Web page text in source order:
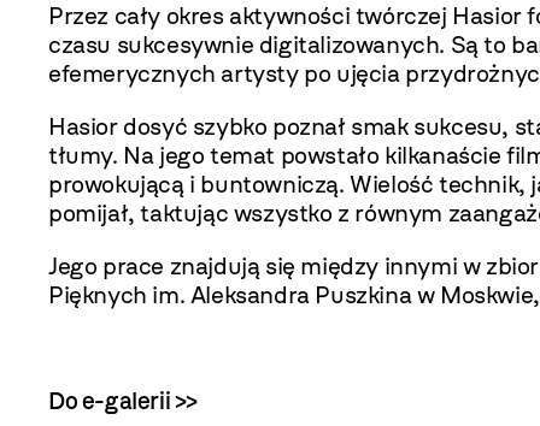
Przez cały okres aktywności twórczej
czasu sukcesywnie digitalizowanych. Są to
efemerycznych artysty po ujęcia
Hasior dosyć szybko poznał smak sukcesu,
tłumy. Na jego temat powstało kilkanaście
prowokującą i buntowniczą. Wielość technik,
pomijał, taktując wszystko z równym
Jego prace znajdują się między innymi w
Pięknych im. Aleksandra Puszkina w
Do e-galerii >>